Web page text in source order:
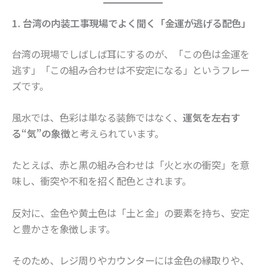
1. 台湾の内装工事現場でよく聞く「金運が逃げる配色」
台湾の現場でしばしば耳にするのが、「この色は金運を
逃す」「この組み合わせは不安定になる」というフレー
ズです。
風水では、色彩は単なる装飾ではなく、 運気を左右す
る“気”の象徴と考えられています。
たとえば、赤と黒の組み合わせは「火と水の衝突」を意
味し、衝突や不和を招く配色とされます。
反対に、金色や黄土色は「土と金」の要素を持ち、安定
と豊かさを象徴します。
そのため、レジ周りやカウンターには金色の縁取りや、